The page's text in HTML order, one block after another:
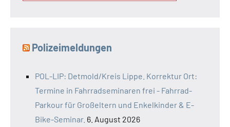
Polizeimeldungen
POL-LIP: Detmold/Kreis Lippe. Korrektur Ort:
Termine in Fahrradseminaren frei - Fahrrad-
Parkour für Großeltern und Enkelkinder & E-
Bike-Seminar. 6. August 2026